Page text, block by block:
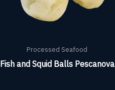
Processed Seafood
Fish and Squid Balls Pescanova